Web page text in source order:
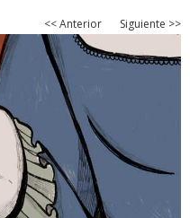
<< Anterior Siguiente >>